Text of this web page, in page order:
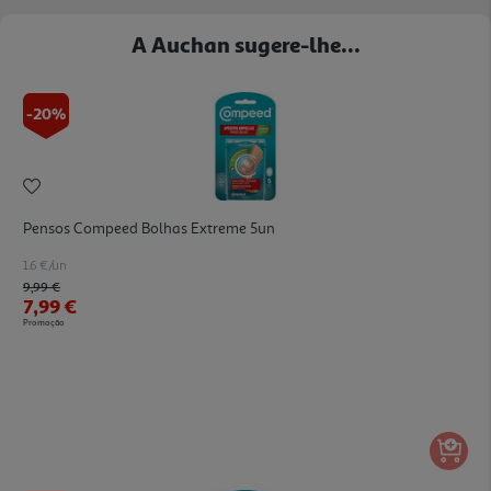
A Auchan sugere-lhe...
-20%
Pensos Compeed Bolhas Extreme 5un
1.6 €/un
Price reduced from
9,99 €to
7,99 €
Promoção